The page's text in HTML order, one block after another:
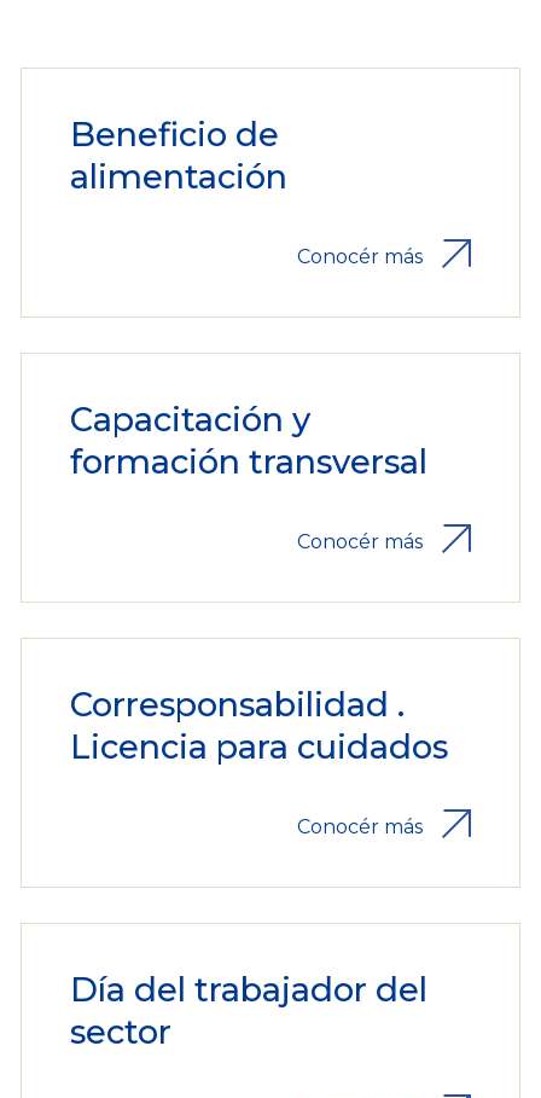
Beneficio de
alimentación
Conocér más
Capacitación y
formación transversal
Conocér más
Corresponsabilidad .
Licencia para cuidados
Conocér más
Día del trabajador del
sector